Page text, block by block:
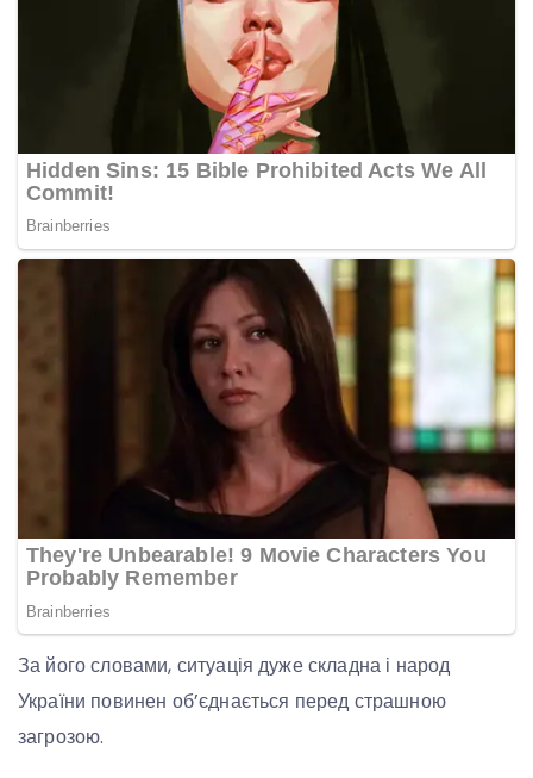
За його словами, ситуація дуже складна і народ
України повинен об’єднається перед страшною
загрозою.